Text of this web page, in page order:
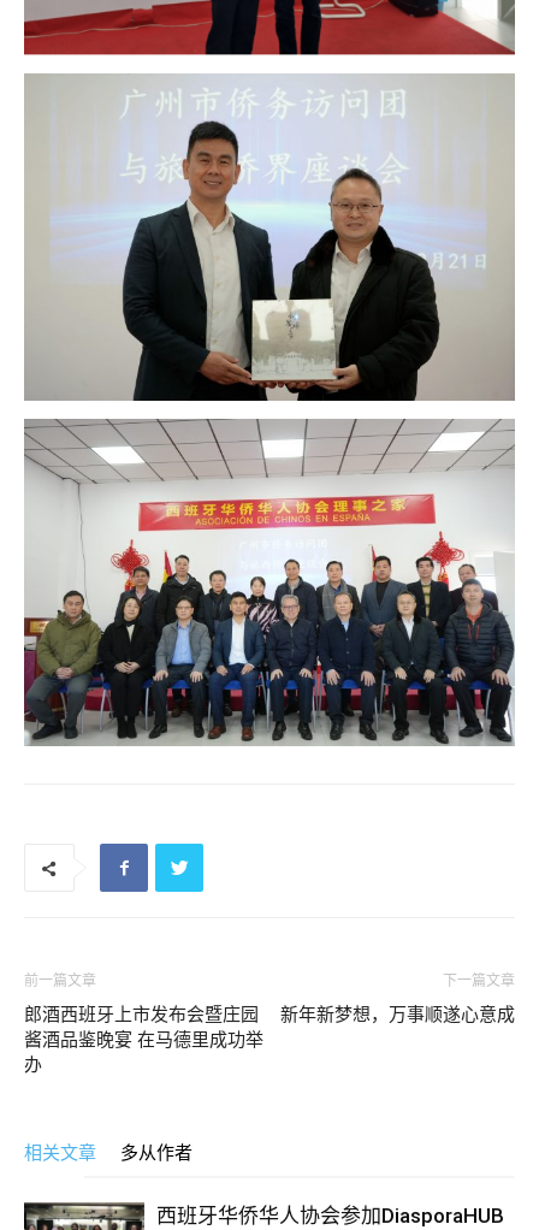
前一篇文章
郎酒西班牙上市发布会暨庄园
酱酒品鉴晚宴 在马德里成功举
办
下一篇文章
新年新梦想，万事顺遂心意成
相关文章 多从作者
西班牙华侨华人协会参加DiasporaHUB